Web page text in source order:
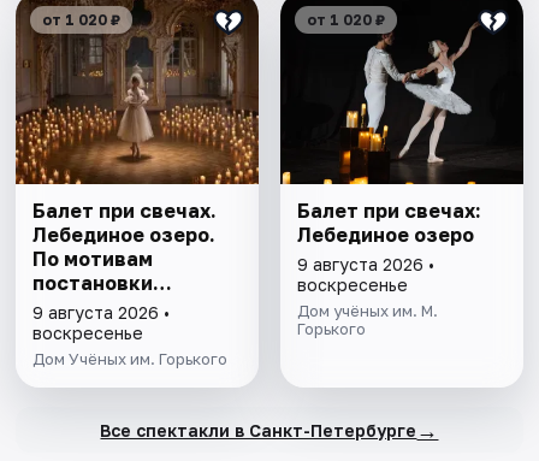
от 1 020 ₽
Балет при свечах.
Лебединое озеро.
По мотивам
постановки
Мариуса Петипа
9 августа 2026 •
воскресенье
Дом Учёных им. Горького
от 1 020 ₽
Балет при свечах:
Лебединое озеро
9 августа 2026 •
воскресенье
Дом учёных им. М.
Горького
Все спектакли в Санкт-Петербурге →